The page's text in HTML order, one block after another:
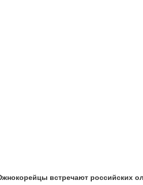
встречают российских